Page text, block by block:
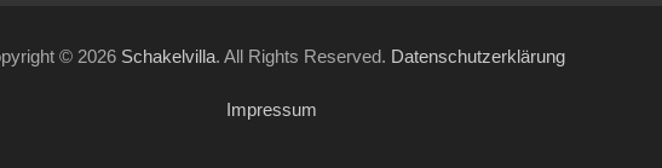
© 2026 Schakelvilla. All Rights Reserved. Datenschutzerklärung
Impressum